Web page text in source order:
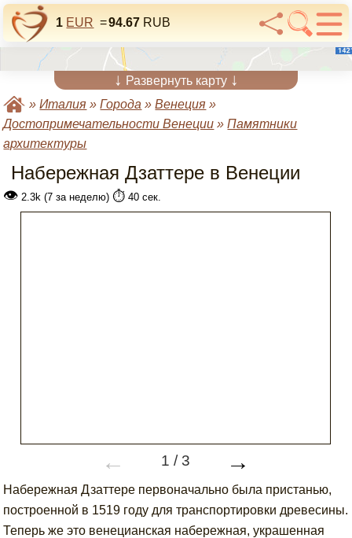
1 EUR =94.67 RUB
↓ Развернуть карту ↓
»Италия »Города »Венеция »
Достопримечательности Венеции »Памятники
архитектуры
Набережная Дзаттере в Венеции
👁 2.3k (7 за неделю) ⏱️ 40 сек.
← 1 /3 →
Набережная Дзаттере первоначально была пристанью,
построенной в 1519 году для транспортировки древесины.
Теперь же это венецианская набережная, украшенная